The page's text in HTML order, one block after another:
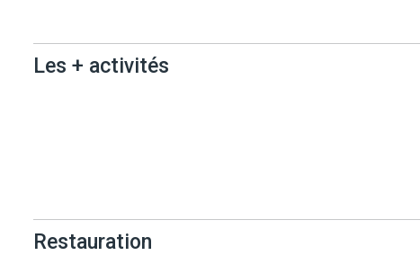
Les + activités
Restauration